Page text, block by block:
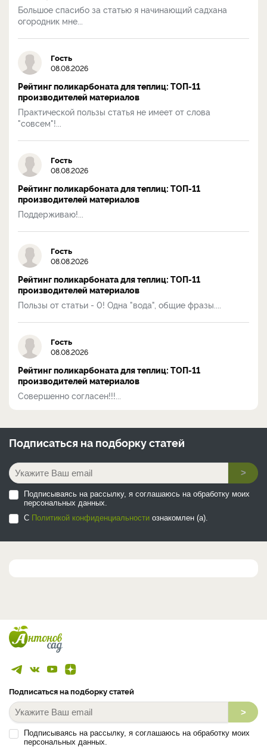
Большое спасибо за статью я начинающий садхана
огородник мне...
Гость
08.08.2026
Рейтинг поликарбоната для теплиц: ТОП-11
производителей материалов
Практической пользы статья не имеет от слова
"совсем"!...
Гость
08.08.2026
Рейтинг поликарбоната для теплиц: ТОП-11
производителей материалов
Поддерживаю!...
Гость
08.08.2026
Рейтинг поликарбоната для теплиц: ТОП-11
производителей материалов
Пользы от статьи - 0! Одна "вода", общие фразы....
Гость
08.08.2026
Рейтинг поликарбоната для теплиц: ТОП-11
производителей материалов
Совершенно согласен!!!...
Подписаться на подборку статей
>
Подписываясь на рассылку, я соглашаюсь на обработку моих
персональных данных.
С Политикой конфиденциальности ознакомлен (а).
Подписаться на подборку статей
>
Подписываясь на рассылку, я соглашаюсь на обработку моих
персональных данных.